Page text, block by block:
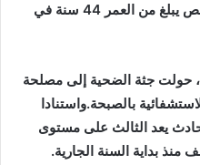
لبلدية بوقادير، وأسفر عن وفاة شخص يبلغ من العمر 44 سنة في
حولت جثة الضحية إلى مصلحة
بالصبحة.واستنادا
يعد الثالث على مستوى
بداية السنة الجارية.